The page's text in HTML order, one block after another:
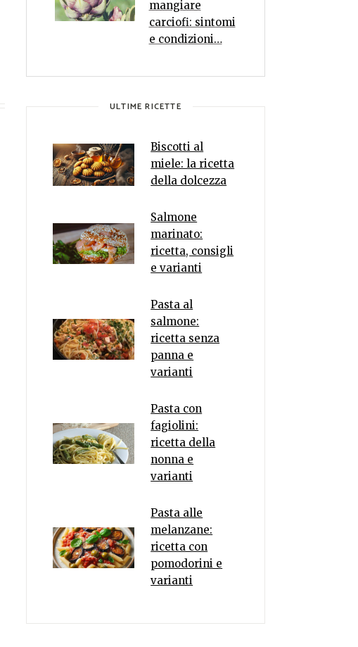
mangiare
carciofi: sintomi
e condizioni…
ULTIME RICETTE
Biscotti al
miele: la ricetta
della dolcezza
Salmone
marinato:
ricetta, consigli
e varianti
Pasta al
salmone:
ricetta senza
panna e
varianti
Pasta con
fagiolini:
ricetta della
nonna e
varianti
Pasta alle
melanzane:
ricetta con
pomodorini e
varianti